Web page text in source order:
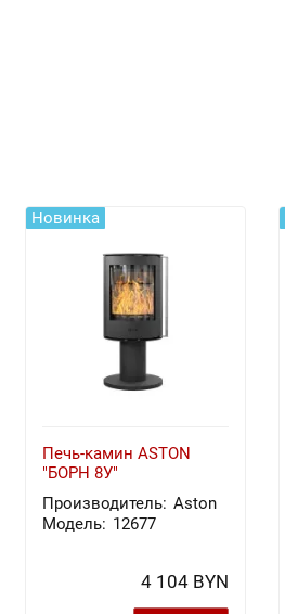
Новинка
Печь-камин ASTON
"БОРН 8У"
Производитель: Aston
Модель: 12677
4 104 BYN